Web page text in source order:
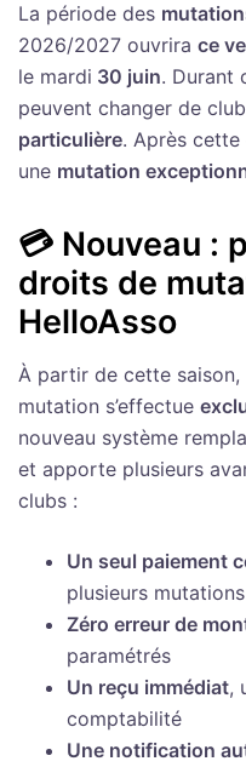
La période des
2026/2027 ouvrira ce
le mardi 30 juin. Durant
peuvent changer de club
particulière. Après
une mutation
💳 Nouveau :
droits de
HelloAsso
À partir de cette
mutation s’effectue
nouveau système
et apporte plusieurs
clubs :
Un seul paiement
plusieurs mutations
Zéro erreur de
paramétrés
Un reçu immédiat,
comptabilité
Une notification